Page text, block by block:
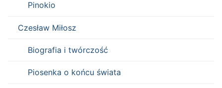
Pinokio
Czesław Miłosz
Biografia i twórczość
Piosenka o końcu świata